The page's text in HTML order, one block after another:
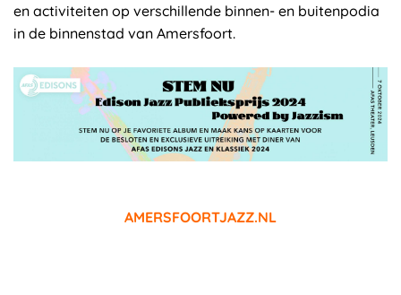
en activiteiten op verschillende binnen- en buitenpodia
in de binnenstad van Amersfoort.
AMERSFOORTJAZZ.NL